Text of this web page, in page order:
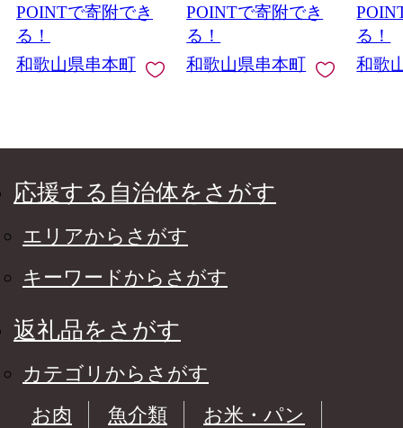
トロ 赤身 柵 サク マグ
ロ中トロ 豪華
POINTで寄附でき
る！
和歌山県串本町
POINTで寄附でき
る！
和歌山県串本町
る！
和歌
応援する自治体をさがす
エリアからさがす
キーワードからさがす
返礼品をさがす
カテゴリからさがす
お肉
魚介類
お米・パン